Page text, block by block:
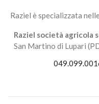
Raziel è specializzata
Raziel società agricola
San Martino di Lupari